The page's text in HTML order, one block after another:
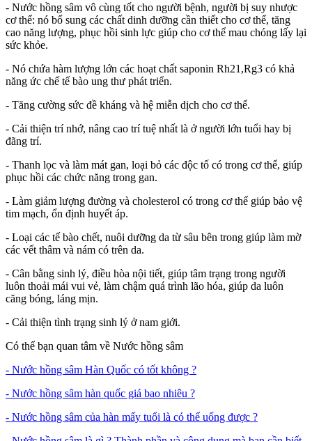
- Nước hồng sâm vô cùng tốt cho người bệnh, người bị suy nhược
cơ thể: nó bổ sung các chất dinh dưỡng cần thiết cho cơ thể, tăng
cao năng lượng, phục hồi sinh lực giúp cho cơ thể mau chóng lấy lại
sức khỏe.
- Nó chứa hàm lượng lớn các hoạt chất saponin Rh21,Rg3 có khả
năng ức chế tế bào ung thư phát triển.
- Tăng cường sức đề kháng và hệ miễn dịch cho cơ thể.
- Cải thiện trí nhớ, nâng cao trí tuệ nhất là ở người lớn tuổi hay bị
đãng trí.
- Thanh lọc và làm mát gan, loại bỏ các độc tố có trong cơ thể, giúp
phục hồi các chức năng trong gan.
- Làm giảm lượng đường và cholesterol có trong cơ thể giúp bảo vệ
tim mạch, ổn định huyết áp.
- Loại các tế bào chết, nuôi dưỡng da từ sâu bên trong giúp làm mờ
các vết thâm và nám có trên da.
- Cân bằng sinh lý, điều hòa nội tiết, giúp tâm trạng trong người
luôn thoải mái vui vẻ, làm chậm quá trình lão hóa, giúp da luôn
căng bóng, láng mịn.
- Cải thiện tình trạng sinh lý ở nam giới.
Có thể bạn quan tâm về Nước hồng sâm
- Nước hồng sâm Hàn Quốc có tốt không ?
- Nước hồng sâm hàn quốc giá bao nhiêu ?
- Nước hồng sâm của hàn mấy tuổi là có thể uống được ?